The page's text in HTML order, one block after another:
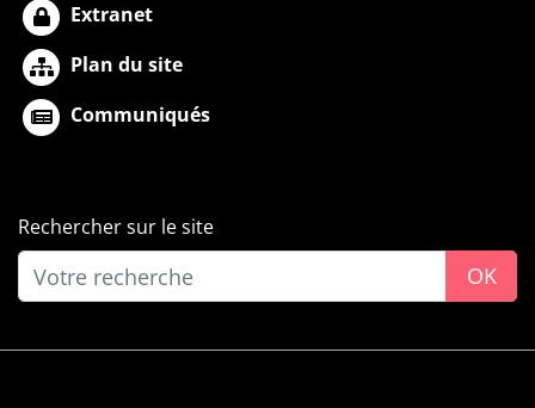
Extranet
Plan du site
Communiqués
Rechercher sur le site
OK